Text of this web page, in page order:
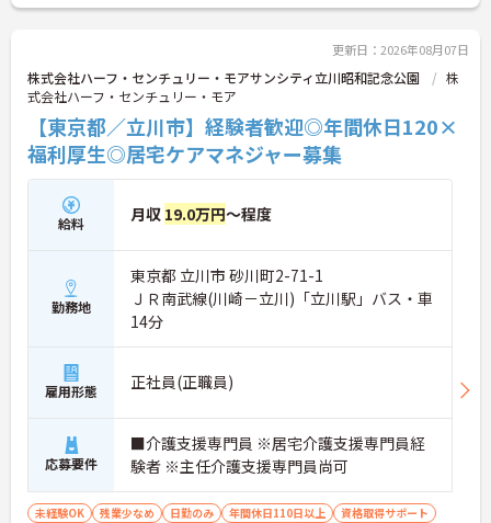
更新日：2026年08月07日
株式会社ハーフ・センチュリー・モアサンシティ立川昭和記念公園
株
式会社ハーフ・センチュリー・モア
【東京都／立川市】経験者歓迎◎年間休日120×
福利厚生◎居宅ケアマネジャー募集
給料 月収 19.0万円～程度
勤務地
東京都 立川市 砂川町2-71-1
ＪＲ南武線(川崎－立川)「立川駅」バス・車
14分
雇用形態 正社員(正職員)
応募要件
■介護支援専門員 ※居宅介護支援専門員経
験者 ※主任介護支援専門員尚可
未経験OK 残業少なめ 日勤のみ 年間休日110日以上
資格取得サポート